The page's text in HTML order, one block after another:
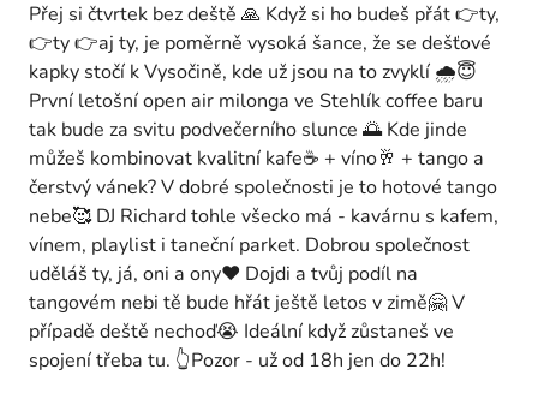
Přej si čtvrtek bez deště 🙏 Když si ho budeš přát 👉ty,
👉ty 👉aj ty, je poměrně vysoká šance, že se dešťové
kapky stočí k Vysočině, kde už jsou na to zvyklí 🌧️😇
První letošní open air milonga ve Stehlík coffee baru
tak bude za svitu podvečerního slunce 🌅 Kde jinde
můžeš kombinovat kvalitní kafe☕ + víno🥂 + tango a
čerstvý vánek? V dobré společnosti je to hotové tango
nebe🥰 DJ Richard tohle všecko má - kavárnu s kafem,
vínem, playlist i taneční parket. Dobrou společnost
uděláš ty, já, oni a ony❤️ Dojdi a tvůj podíl na
tangovém nebi tě bude hřát ještě letos v zimě🤗 V
případě deště nechoď😭 Ideální když zůstaneš ve
spojení třeba tu. 👆Pozor - už od 18h jen do 22h!